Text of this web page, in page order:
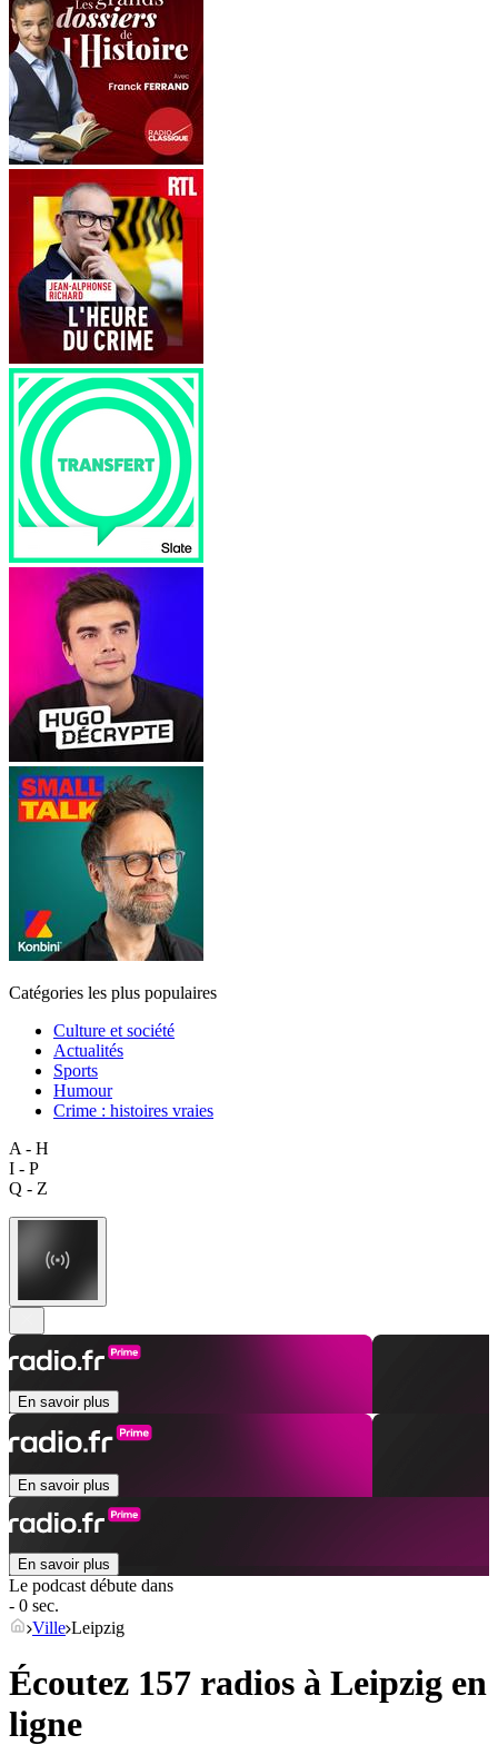
Catégories les plus populaires
Culture et société
Actualités
Sports
Humour
Crime : histoires vraies
A - H
I - P
Q - Z
En savoir plus
En savoir plus
En savoir plus
Le podcast débute dans
- 0 sec.
Ville Leipzig
Écoutez 157 radios à Leipzig en
ligne